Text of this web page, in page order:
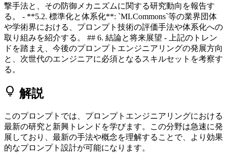
撃手法と、その防御メカニズムに関する研究動向を報告す
る。 - **5.2. 標準化と体系化**: `MLCommons`等の業界団体
や学術界における、プロンプト技術の評価手法や体系化への
取り組みを紹介する。 ## 6. 結論と将来展望 - 上記のトレン
ドを踏まえ、今後のプロンプトエンジニアリングの発展方向
と、次世代のエンジニアに必須となるスキルセットを考察す
る。
lightbulb 解説
このプロンプトでは、プロンプトエンジニアリングにおける
最新の研究と新興トレンドを学びます。この分野は急速に発
展しており、最新の手法や概念を理解することで、より効果
的なプロンプト設計が可能になります。